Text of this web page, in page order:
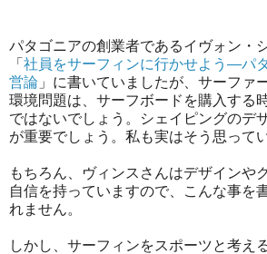
パタゴニアの創業者であるイヴォン・
「 社員をサーフィンに行かせよう―パ
営論 」に書いていましたが、サーファ
環境問題は、サーフボードを購入する
ではないでしょう。シェイピングのデ
が重要でしょう。私も実はそう思って
もちろん、ヴィンスさんはデザインや
自信を持っていますので、こんな事を
れません。
しかし、サーフィンをスポーツと考え